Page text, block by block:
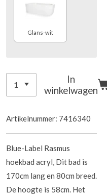
Glans-wit
In
winkelwagen
Artikelnummer: 7416340
Blue-Label Rasmus
hoekbad acryl, Dit bad is
170cm lang en 80cm breed.
De hoogte is 58cm. Het